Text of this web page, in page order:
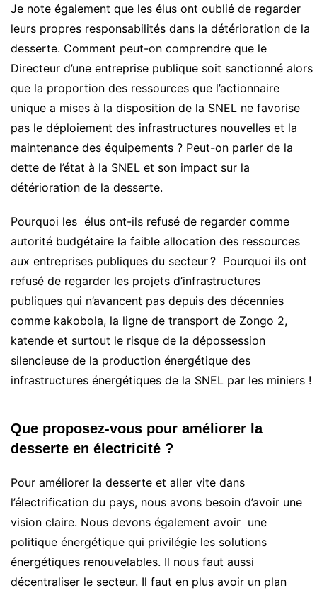
Je note également que les élus ont oublié de regarder
leurs propres responsabilités dans la détérioration de la
desserte. Comment peut-on comprendre que le
Directeur d’une entreprise publique soit sanctionné alors
que la proportion des ressources que l’actionnaire
unique a mises à la disposition de la SNEL ne favorise
pas le déploiement des infrastructures nouvelles et la
maintenance des équipements ? Peut-on parler de la
dette de l’état à la SNEL et son impact sur la
détérioration de la desserte.
Pourquoi les élus ont-ils refusé de regarder comme
autorité budgétaire la faible allocation des ressources
aux entreprises publiques du secteur ? Pourquoi ils ont
refusé de regarder les projets d’infrastructures
publiques qui n’avancent pas depuis des décennies
comme kakobola, la ligne de transport de Zongo 2,
katende et surtout le risque de la dépossession
silencieuse de la production énergétique des
infrastructures énergétiques de la SNEL par les miniers !
Que proposez-vous pour améliorer la
desserte en électricité ?
Pour améliorer la desserte et aller vite dans
l’électrification du pays, nous avons besoin d’avoir une
vision claire. Nous devons également avoir une
politique énergétique qui privilégie les solutions
énergétiques renouvelables. Il nous faut aussi
décentraliser le secteur. Il faut en plus avoir un plan